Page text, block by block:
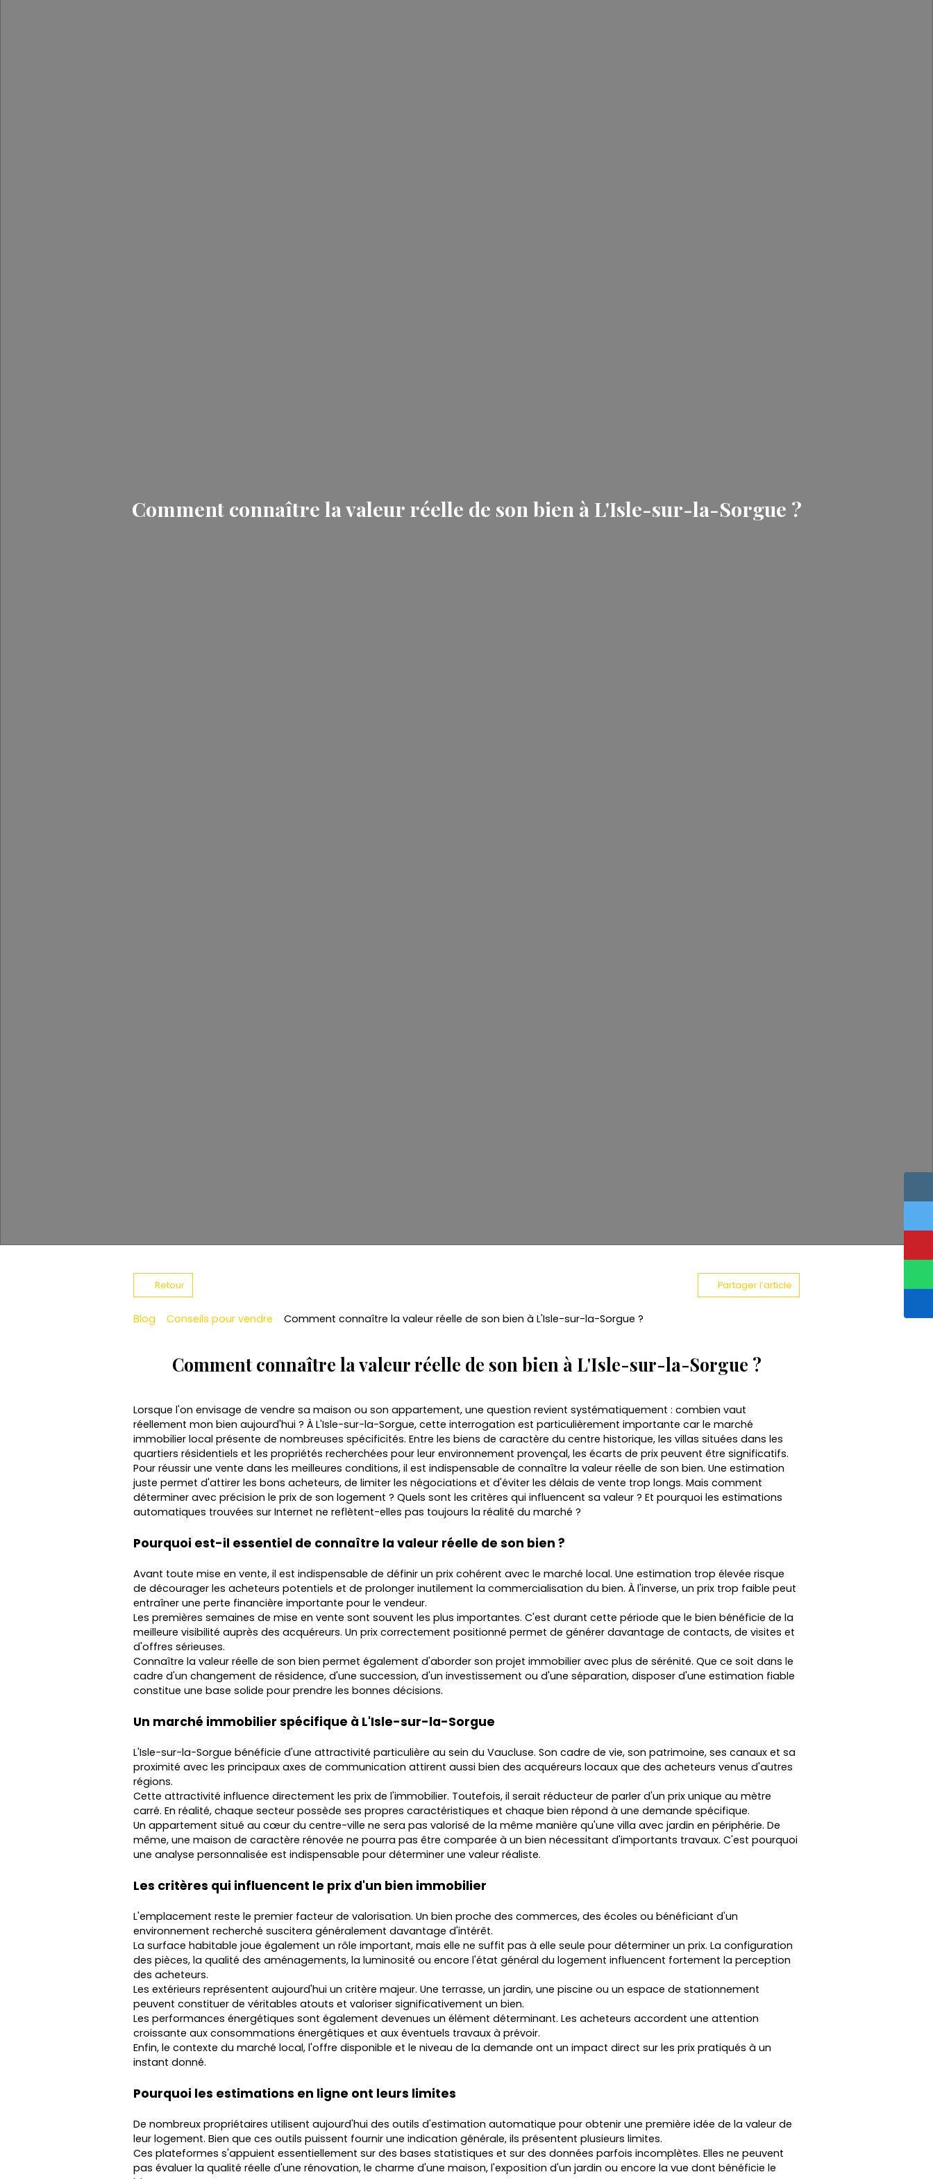
Comment connaître la valeur réelle de son bien à L'Isle-sur-la-Sorgue ?
Retour Partager l’article
Blog Conseils pour vendre Comment connaître la valeur réelle de son bien à L'Isle-sur-la-Sorgue ?
Comment connaître la valeur réelle de son bien à L'Isle-sur-la-Sorgue ?
Lorsque l'on envisage de vendre sa maison ou son appartement, une question revient systématiquement : combien vaut
réellement mon bien aujourd'hui ? À L'Isle-sur-la-Sorgue, cette interrogation est particulièrement importante car le marché
immobilier local présente de nombreuses spécificités. Entre les biens de caractère du centre historique, les villas situées dans les
quartiers résidentiels et les propriétés recherchées pour leur environnement provençal, les écarts de prix peuvent être significatifs.
Pour réussir une vente dans les meilleures conditions, il est indispensable de connaître la valeur réelle de son bien. Une estimation
juste permet d'attirer les bons acheteurs, de limiter les négociations et d'éviter les délais de vente trop longs. Mais comment
déterminer avec précision le prix de son logement ? Quels sont les critères qui influencent sa valeur ? Et pourquoi les estimations
automatiques trouvées sur Internet ne reflètent-elles pas toujours la réalité du marché ?
Pourquoi est-il essentiel de connaître la valeur réelle de son bien ?
Avant toute mise en vente, il est indispensable de définir un prix cohérent avec le marché local. Une estimation trop élevée risque
de décourager les acheteurs potentiels et de prolonger inutilement la commercialisation du bien. À l'inverse, un prix trop faible peut
entraîner une perte financière importante pour le vendeur.
Les premières semaines de mise en vente sont souvent les plus importantes. C'est durant cette période que le bien bénéficie de la
meilleure visibilité auprès des acquéreurs. Un prix correctement positionné permet de générer davantage de contacts, de visites et
d'offres sérieuses.
Connaître la valeur réelle de son bien permet également d'aborder son projet immobilier avec plus de sérénité. Que ce soit dans le
cadre d'un changement de résidence, d'une succession, d'un investissement ou d'une séparation, disposer d'une estimation fiable
constitue une base solide pour prendre les bonnes décisions.
Un marché immobilier spécifique à L'Isle-sur-la-Sorgue
L'Isle-sur-la-Sorgue bénéficie d'une attractivité particulière au sein du Vaucluse. Son cadre de vie, son patrimoine, ses canaux et sa
proximité avec les principaux axes de communication attirent aussi bien des acquéreurs locaux que des acheteurs venus d'autres
régions.
Cette attractivité influence directement les prix de l'immobilier. Toutefois, il serait réducteur de parler d'un prix unique au mètre
carré. En réalité, chaque secteur possède ses propres caractéristiques et chaque bien répond à une demande spécifique.
Un appartement situé au cœur du centre-ville ne sera pas valorisé de la même manière qu'une villa avec jardin en périphérie. De
même, une maison de caractère rénovée ne pourra pas être comparée à un bien nécessitant d'importants travaux. C'est pourquoi
une analyse personnalisée est indispensable pour déterminer une valeur réaliste.
Les critères qui influencent le prix d'un bien immobilier
L'emplacement reste le premier facteur de valorisation. Un bien proche des commerces, des écoles ou bénéficiant d'un
environnement recherché suscitera généralement davantage d'intérêt.
La surface habitable joue également un rôle important, mais elle ne suffit pas à elle seule pour déterminer un prix. La configuration
des pièces, la qualité des aménagements, la luminosité ou encore l'état général du logement influencent fortement la perception
des acheteurs.
Les extérieurs représentent aujourd'hui un critère majeur. Une terrasse, un jardin, une piscine ou un espace de stationnement
peuvent constituer de véritables atouts et valoriser significativement un bien.
Les performances énergétiques sont également devenues un élément déterminant. Les acheteurs accordent une attention
croissante aux consommations énergétiques et aux éventuels travaux à prévoir.
Enfin, le contexte du marché local, l'offre disponible et le niveau de la demande ont un impact direct sur les prix pratiqués à un
instant donné.
Pourquoi les estimations en ligne ont leurs limites
De nombreux propriétaires utilisent aujourd'hui des outils d'estimation automatique pour obtenir une première idée de la valeur de
leur logement. Bien que ces outils puissent fournir une indication générale, ils présentent plusieurs limites.
Ces plateformes s'appuient essentiellement sur des bases statistiques et sur des données parfois incomplètes. Elles ne peuvent
pas évaluer la qualité réelle d'une rénovation, le charme d'une maison, l'exposition d'un jardin ou encore la vue dont bénéficie le